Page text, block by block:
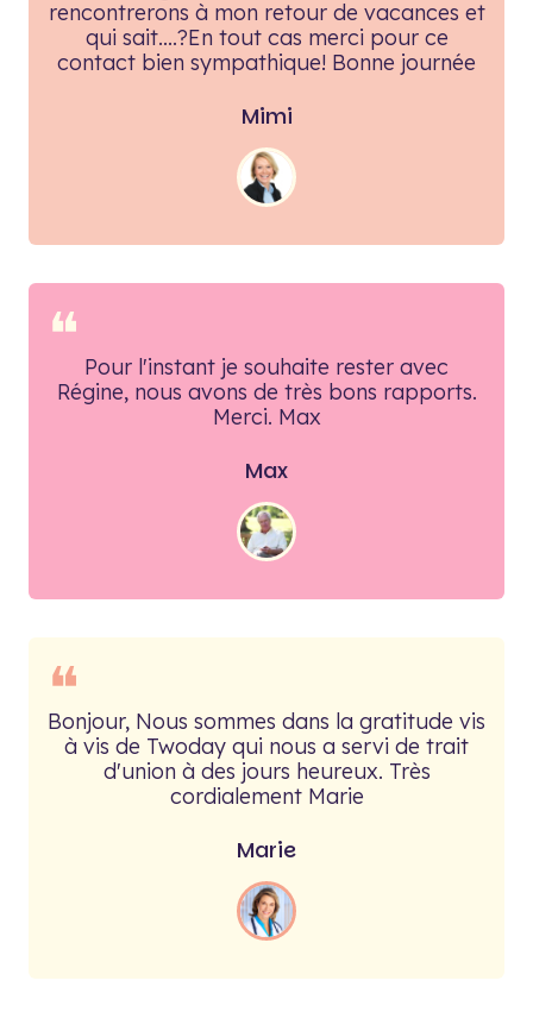
rencontrerons à mon retour de vacances et
qui sait....?En tout cas merci pour ce
contact bien sympathique! Bonne journée
Mimi
❝ Pour l'instant je souhaite rester avec
Régine, nous avons de très bons rapports.
Merci. Max
Max
❝
Bonjour, Nous sommes dans la gratitude vis
à vis de Twoday qui nous a servi de trait
d'union à des jours heureux. Très
cordialement Marie
Marie